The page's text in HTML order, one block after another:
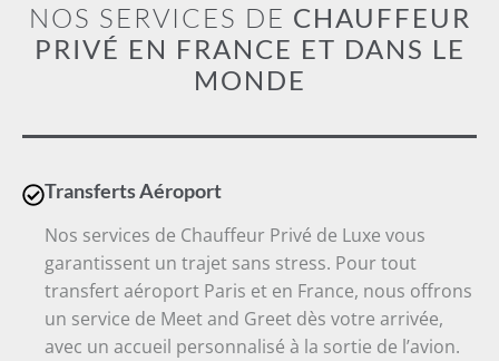
NOS SERVICES DE CHAUFFEUR
PRIVÉ EN FRANCE ET DANS LE
MONDE
Transferts Aéroport
Nos services de Chauffeur Privé de Luxe vous
garantissent un trajet sans stress. Pour tout
transfert aéroport Paris et en France, nous offrons
un service de Meet and Greet dès votre arrivée,
avec un accueil personnalisé à la sortie de l’avion.